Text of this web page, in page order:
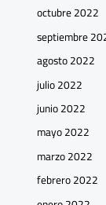
octubre 2022
septiembre
agosto 2022
julio 2022
junio 2022
mayo 2022
marzo 2022
febrero 2022